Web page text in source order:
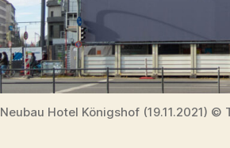
Neubau Hotel Königshof (19.11.2021) ©